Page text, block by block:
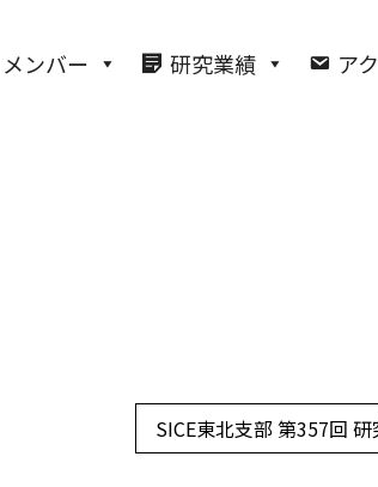
メンバー 研究業績 ア
SICE東北支部 第357回